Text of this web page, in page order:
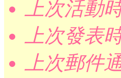
上次活動
上次發表
上次郵件